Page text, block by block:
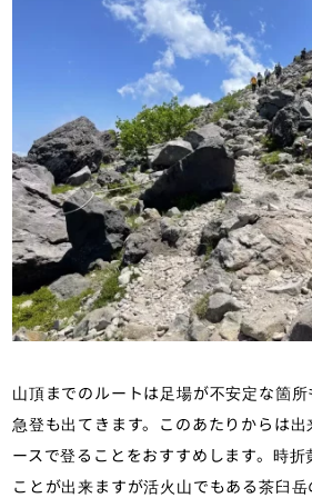
山頂までのルートは足場が不安定な箇
急登も出てきます。このあたりからは
ースで登ることをおすすめします。時
ことが出来ますが活火山でもある茶臼